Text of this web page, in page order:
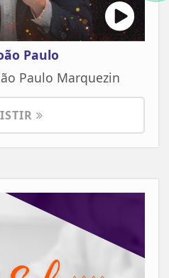
Paulo
Paulo Marquezin